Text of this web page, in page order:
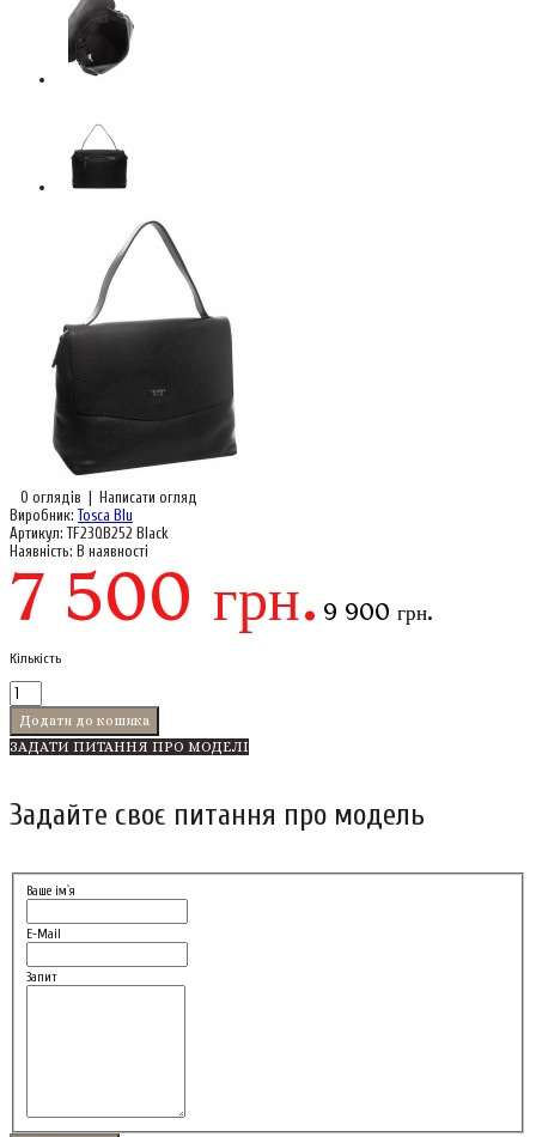
0 оглядів
Написати огляд
Виробник: Tosca Blu
Артикул: TF23QB252 Black
Наявність: В наявності
7 500 грн. 9 900 грн.
Кількість
ЗАДАТИ ПИТАННЯ ПРО МОДЕЛІ
Задайте своє питання про модель
Ваше ім`я
E-Mail
Запит